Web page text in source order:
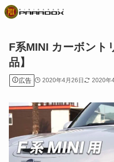
F系MINI カーボント
品】
広告 2020年4月26日 2020年